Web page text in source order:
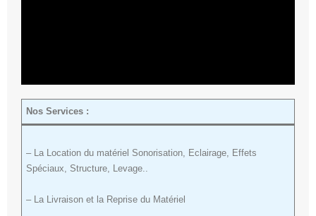
Nos Services :
– La Location du matériel Sonorisation, Eclairage, Effets
Spéciaux, Structure, Levage..
– La Livraison et la Reprise du Matériel